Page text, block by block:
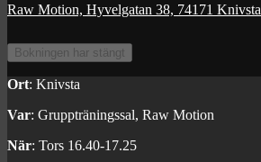
Raw Motion, Hyvelgatan 38, 74171 Knivsta
Ort: Knivsta
Var: Gruppträningssal, Raw Motion
När: Tors 16.40-17.25